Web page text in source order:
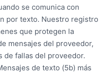
se comunica con
por texto. Nuestro registro
que protegen la
mensajes del proveedor,
de fallas del proveedor.
de texto (5b) más